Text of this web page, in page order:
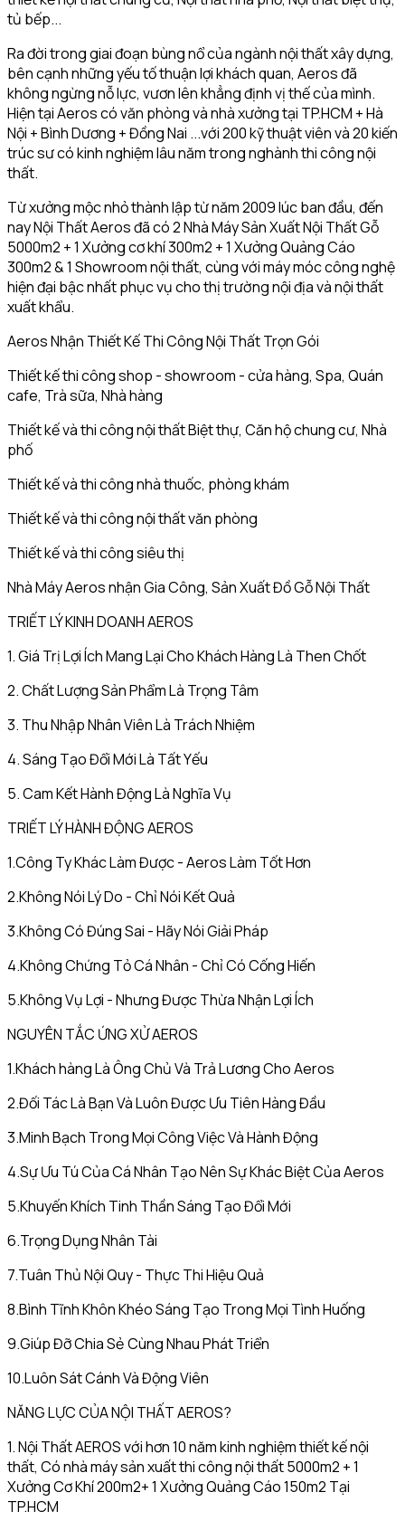
tủ bếp...
Ra đời trong giai đoạn bùng nổ của ngành nội thất xây dựng,
bên cạnh những yếu tố thuận lợi khách quan, Aeros đã
không ngừng nỗ lực, vươn lên khẳng định vị thế của mình.
Hiện tại Aeros có văn phòng và nhà xưởng tại TP.HCM + Hà
Nội + Bình Dương + Đồng Nai ...với 200 kỹ thuật viên và 20 kiến
trúc sư có kinh nghiệm lâu năm trong nghành thi công nội
thất.
Từ xưởng mộc nhỏ thành lập từ năm 2009 lúc ban đầu, đến
nay Nội Thất Aeros đã có 2 Nhà Máy Sản Xuất Nội Thất Gỗ
5000m2 + 1 Xưởng cơ khí 300m2 + 1 Xưởng Quảng Cáo
300m2 & 1 Showroom nội thất, cùng với máy móc công nghệ
hiện đại bậc nhất phục vụ cho thị trường nội địa và nội thất
xuất khẩu.
Aeros Nhận Thiết Kế Thi Công Nội Thất Trọn Gói
Thiết kế thi công shop - showroom - cửa hàng, Spa, Quán
cafe, Trà sữa, Nhà hàng
Thiết kế và thi công nội thất Biệt thự, Căn hộ chung cư, Nhà
phố
Thiết kế và thi công nhà thuốc, phòng khám
Thiết kế và thi công nội thất văn phòng
Thiết kế và thi công siêu thị
Nhà Máy Aeros nhận Gia Công, Sản Xuất Đồ Gỗ Nội Thất
TRIẾT LÝ KINH DOANH AEROS
1. Giá Trị Lợi Ích Mang Lại Cho Khách Hàng Là Then Chốt
2. Chất Lượng Sản Phẩm Là Trọng Tâm
3. Thu Nhập Nhân Viên Là Trách Nhiệm
4. Sáng Tạo Đổi Mới Là Tất Yếu
5. Cam Kết Hành Động Là Nghĩa Vụ
TRIẾT LÝ HÀNH ĐỘNG AEROS
1.Công Ty Khác Làm Được - Aeros Làm Tốt Hơn
2.Không Nói Lý Do - Chỉ Nói Kết Quả
3.Không Có Đúng Sai - Hãy Nói Giải Pháp
4.Không Chứng Tỏ Cá Nhân - Chỉ Có Cống Hiến
5.Không Vụ Lợi - Nhưng Được Thừa Nhận Lợi Ích
NGUYÊN TẮC ỨNG XỬ AEROS
1.Khách hàng Là Ông Chủ Và Trả Lương Cho Aeros
2.Đối Tác Là Bạn Và Luôn Được Ưu Tiên Hàng Đầu
3.Minh Bạch Trong Mọi Công Việc Và Hành Động
4.Sự Ưu Tú Của Cá Nhân Tạo Nên Sự Khác Biệt Của Aeros
5.Khuyến Khích Tinh Thần Sáng Tạo Đổi Mới
6.Trọng Dụng Nhân Tài
7.Tuân Thủ Nội Quy - Thực Thi Hiệu Quả
8.Bình Tĩnh Khôn Khéo Sáng Tạo Trong Mọi Tình Huống
9.Giúp Đỡ Chia Sẻ Cùng Nhau Phát Triển
10.Luôn Sát Cánh Và Động Viên
NĂNG LỰC CỦA NỘI THẤT AEROS?
1. Nội Thất AEROS với hơn 10 năm kinh nghiệm thiết kế nội
thất, Có nhà máy sản xuất thi công nội thất 5000m2 + 1
Xưởng Cơ Khí 200m2+ 1 Xưởng Quảng Cáo 150m2 Tại
TP.HCM